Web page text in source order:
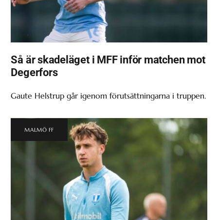
Så är skadeläget i MFF inför matchen mot
Degerfors
Gaute Helstrup går igenom förutsättningarna i truppen.
MALMÖ FF